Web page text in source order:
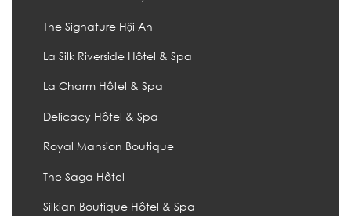
The Signature Hội An
La Silk Riverside Hôtel & Spa
La Charm Hôtel & Spa
Delicacy Hôtel & Spa
Royal Mansion Boutique
The Saga Hôtel
Silkian Boutique Hôtel & Spa